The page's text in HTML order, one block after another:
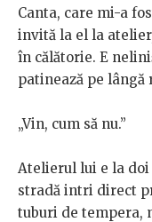
Canta, care mi-a
invită la el la
în călătorie. E
patinează pe lângă
„Vin, cum să nu.”
Atelierul lui e la
stradă intri direct
tuburi de tempera,